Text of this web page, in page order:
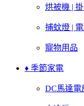
烘被機 |
捕蚊燈 |
寵物用品
♦ 季節家電
DC馬達電